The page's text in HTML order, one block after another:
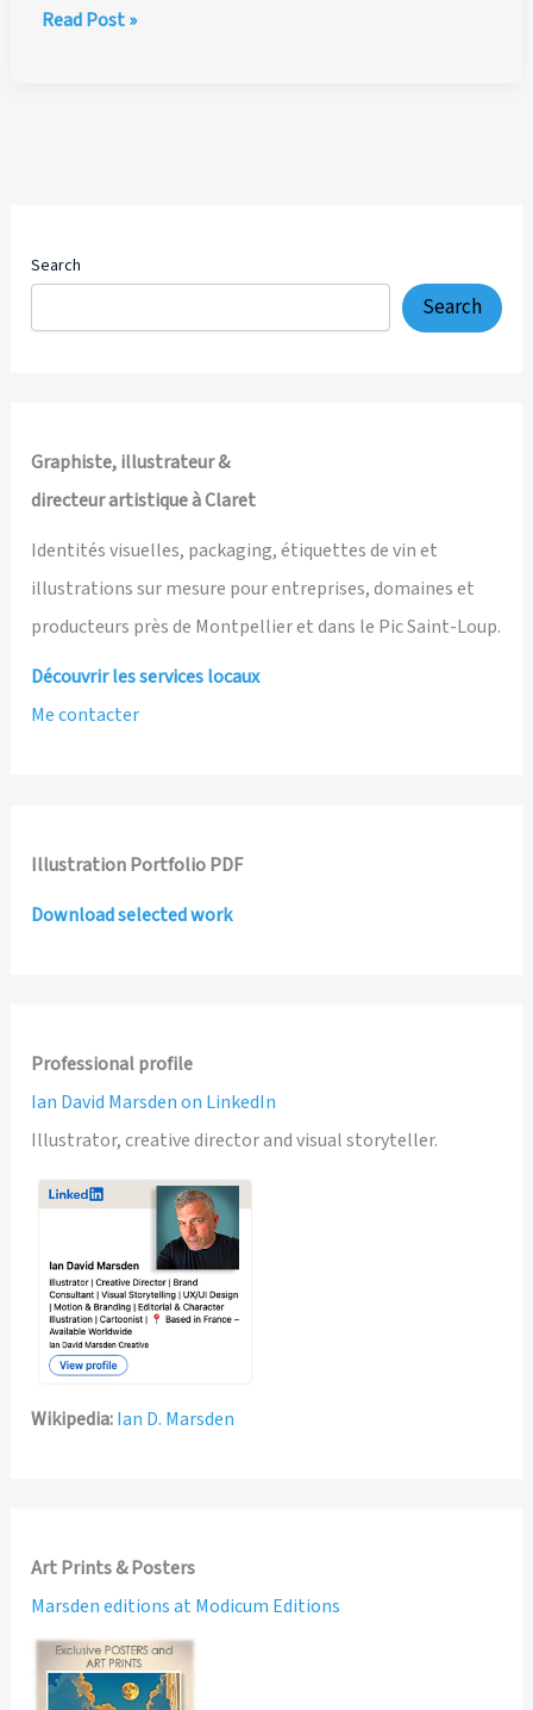
Carte
Éditorial
l’AN2V
Read Post »
Search
Search
Graphiste, illustrateur &
directeur artistique à Claret
Identités visuelles, packaging, étiquettes de vin et
illustrations sur mesure pour entreprises, domaines et
producteurs près de Montpellier et dans le Pic Saint-Loup.
Découvrir les services locaux
Me contacter
Illustration Portfolio PDF
Download selected work
Professional profile
Ian David Marsden on LinkedIn
Illustrator, creative director and visual storyteller.
Wikipedia:Ian D. Marsden
Art Prints & Posters
Marsden editions at Modicum Editions